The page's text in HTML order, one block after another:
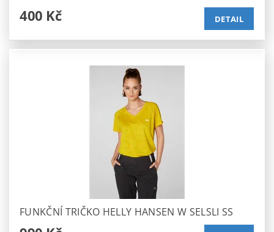
400 Kč DETAIL
FUNKČNÍ TRIČKO HELLY HANSEN W SELSLI SS